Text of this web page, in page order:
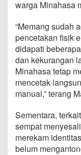
warga Minahasa
“Memang sudah
pencetakan fisik
didapati
dan kekurangan
Minahasa tetap
mencetak
manual,” terang
Sementara,
sempat
merekam
belum